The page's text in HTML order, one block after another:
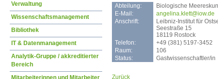
Abteilung:
Biologische
E-Mail:
angelina.klett@iow.de
Anschrift:
Leibniz-Institut für
Seestraße 15
18119 Rostock
Telefon:
+49 (381) 5197-3452
Raum:
106
Status:
Gastwissenschaftler/in
Zurück
Verwaltung
Wissenschaftsmanagement
Bibliothek
IT & Datenmanagement
Analytik-Gruppe / akkreditierter
Bereich
Mitarbeiterinnen und Mitarbeiter